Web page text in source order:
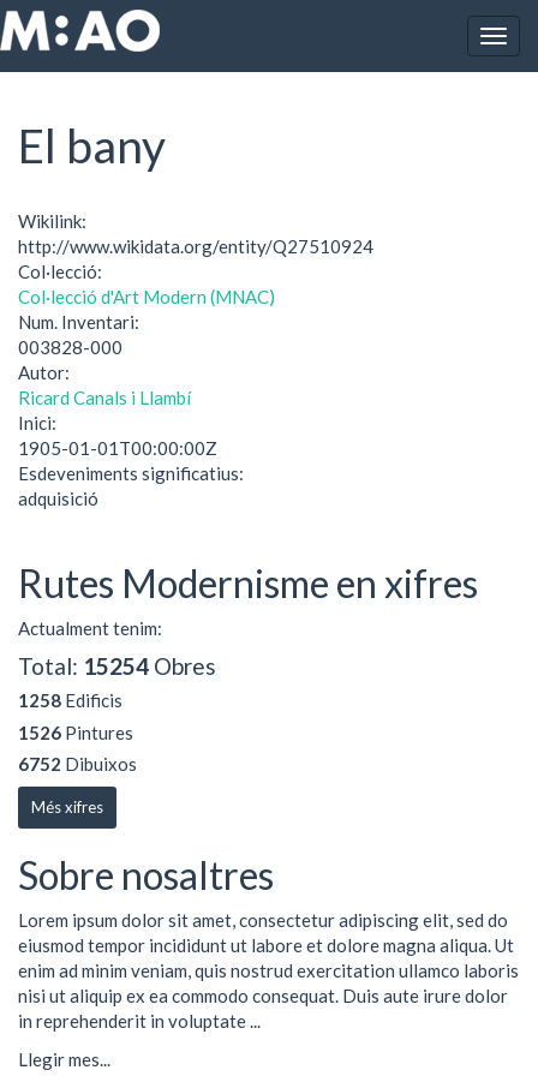
Vés al contingut
Inici El bany
El bany
Wikilink:
http://www.wikidata.org/entity/Q27510924
Col·lecció:
Col·lecció d'Art Modern (MNAC)
Num. Inventari:
003828-000
Autor:
Ricard Canals i Llambí
Inici:
1905-01-01T00:00:00Z
Esdeveniments significatius:
adquisició
Rutes Modernisme en xifres
Actualment tenim:
Total: 15254 Obres
1258 Edificis
1526 Pintures
6752 Dibuixos
Més xifres
Sobre nosaltres
Lorem ipsum dolor sit amet, consectetur adipiscing elit, sed do
eiusmod tempor incididunt ut labore et dolore magna aliqua. Ut
enim ad minim veniam, quis nostrud exercitation ullamco laboris
nisi ut aliquip ex ea commodo consequat. Duis aute irure dolor
in reprehenderit in voluptate ...
Llegir mes...